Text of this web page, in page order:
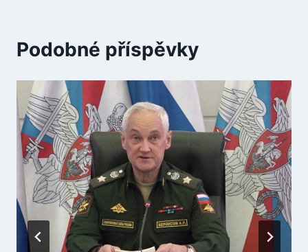
Podobné příspěvky